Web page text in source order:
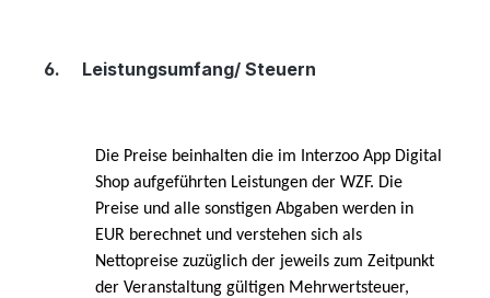
6. Leistungsumfang/ Steuern
Die Preise beinhalten die im Interzoo App Digital
Shop aufgeführten Leistungen der WZF. Die
Preise und alle sonstigen Abgaben werden in
EUR berechnet und verstehen sich als
Nettopreise zuzüglich der jeweils zum Zeitpunkt
der Veranstaltung gültigen Mehrwertsteuer,